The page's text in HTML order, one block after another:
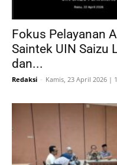
Fokus Pelayanan
Saintek UIN Saizu
dan...
Redaksi - Kamis, 23 April 2026 |